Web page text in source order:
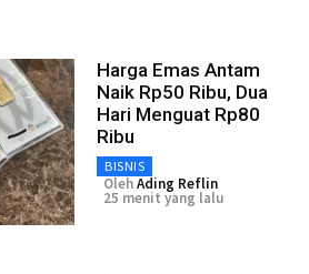
Harga Emas Antam
Naik Rp50 Ribu, Dua
Hari Menguat Rp80
Ribu
BISNIS
OlehAding Reflin
25 menit yang lalu